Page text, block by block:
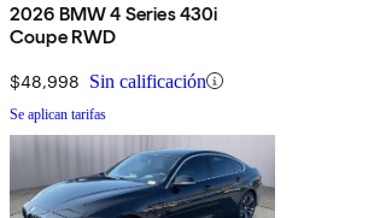
2026 BMW 4 Series 430i
Coupe RWD
$48,998 Sin calificación
Se aplican tarifas